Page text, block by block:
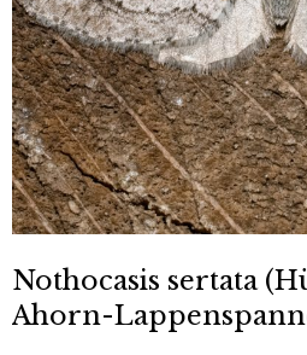
Nothocasis sertata
Ahorn-